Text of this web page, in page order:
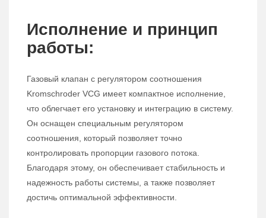
Исполнение и принцип
работы:
Газовый клапан с регулятором соотношения
Kromschroder VCG имеет компактное исполнение,
что облегчает его установку и интеграцию в систему.
Он оснащен специальным регулятором
соотношения, который позволяет точно
контролировать пропорции газового потока.
Благодаря этому, он обеспечивает стабильность и
надежность работы системы, а также позволяет
достичь оптимальной эффективности.